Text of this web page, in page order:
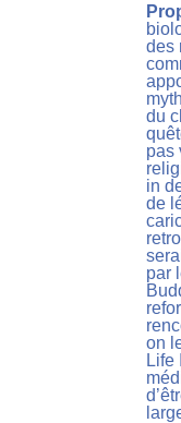
des
du
pas
in
de
par
on
Life